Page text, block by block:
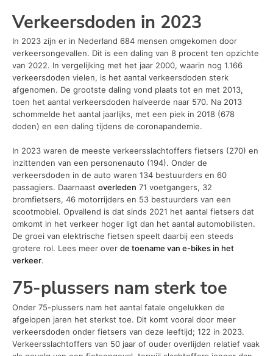
Verkeersdoden in 2023
In 2023 zijn er in Nederland 684 mensen omgekomen door
verkeersongevallen. Dit is een daling van 8 procent ten opzichte
van 2022. In vergelijking met het jaar 2000, waarin nog 1.166
verkeersdoden vielen, is het aantal verkeersdoden sterk
afgenomen. De grootste daling vond plaats tot en met 2013,
toen het aantal verkeersdoden halveerde naar 570. Na 2013
schommelde het aantal jaarlijks, met een piek in 2018 (678
doden) en een daling tijdens de coronapandemie.
In 2023 waren de meeste verkeersslachtoffers fietsers (270) en
inzittenden van een personenauto (194). Onder de
verkeersdoden in de auto waren 134 bestuurders en 60
passagiers. Daarnaast overleden 71 voetgangers, 32
bromfietsers, 46 motorrijders en 53 bestuurders van een
scootmobiel. Opvallend is dat sinds 2021 het aantal fietsers dat
omkomt in het verkeer hoger ligt dan het aantal automobilisten.
De groei van elektrische fietsen speelt daarbij een steeds
grotere rol. Lees meer over de toename van e-bikes in het
verkeer.
75-plussers nam sterk toe
Onder 75-plussers nam het aantal fatale ongelukken de
afgelopen jaren het sterkst toe. Dit komt vooral door meer
verkeersdoden onder fietsers van deze leeftijd; 122 in 2023.
Verkeersslachtoffers van 50 jaar of ouder overlijden relatief vaak